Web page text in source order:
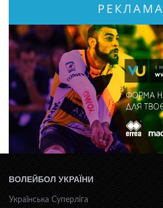
РЕКЛАМА
ВОЛЕЙБОЛ УКРАЇНИ
Українська Суперліга